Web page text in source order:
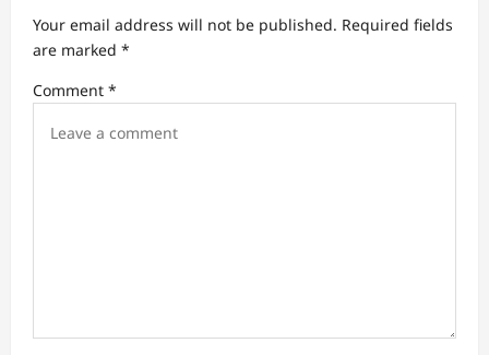
a
t
i
Your email address will not be published. Required fields
are marked *
Comment *